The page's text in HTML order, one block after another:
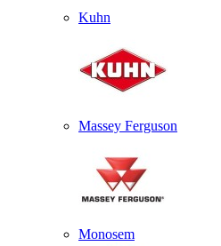
Kuhn
Massey Ferguson
Monosem